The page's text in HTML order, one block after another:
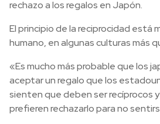
rechazo a los regalos en Japón.
El principio de la reciprocidad está
humano, en algunas culturas más
«Es mucho más probable que los
aceptar un regalo que los
sienten que deben ser recíprocos
prefieren rechazarlo para no